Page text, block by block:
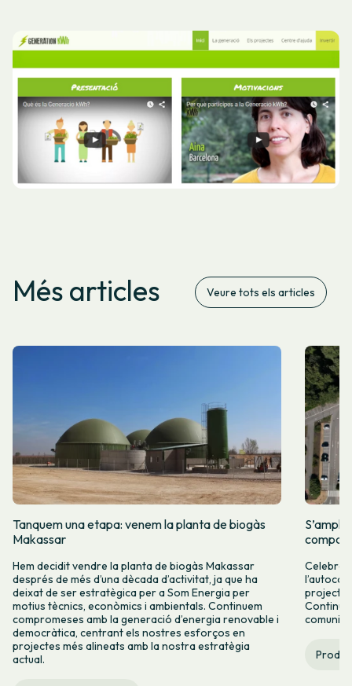
Més articles Veure tots els articles
Tanquem una etapa: venem la planta de biogàs
Makassar
Hem decidit vendre la planta de biogàs Makassar
després de més d’una dècada d’activitat, ja que ha
deixat de ser estratègica per a Som Energia per
motius tècnics, econòmics i ambientals. Continuem
compromeses amb la generació d’energia renovable i
democràtica, centrant els nostres esforços en
projectes més alineats amb la nostra estratègia
actual.